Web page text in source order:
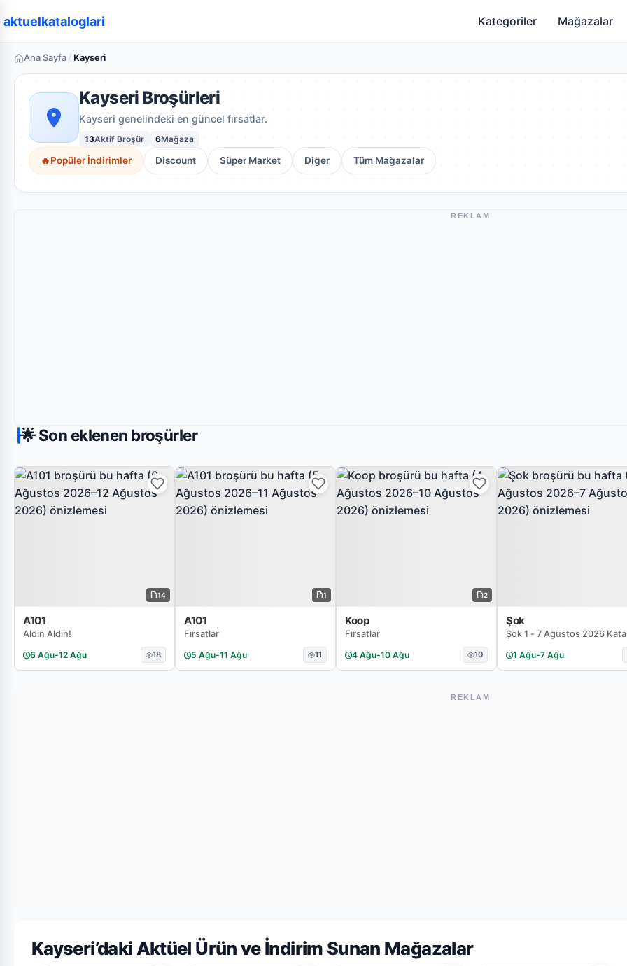
aktuelkataloglari Kategoriler Mağazalar
Ana Sayfa/ Kayseri
Kayseri Broşürleri
Kayseri genelindeki en güncel fırsatlar.
13Aktif Broşür 6Mağaza
🔥Popüler İndirimler Discount Süper Market Diğer Tüm Mağazalar
REKLAM
🌟 Son eklenen broşürler
14
A101
Aldın Aldın!
6 Ağu-12 Ağu 18
1
A101
Fırsatlar
5 Ağu-11 Ağu 11
2
Koop
Fırsatlar
4 Ağu-10 Ağu 10
Şok
Şok 1 - 7 Ağustos 2026
1 Ağu-7 Ağu
REKLAM
Kayseri’daki Aktüel Ürün ve İndirim Sunan Mağazalar